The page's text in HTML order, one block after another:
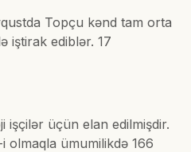
Topçu kənd tam orta
iştirak ediblər. 17
işçilər üçün elan edilmişdir.
olmaqla ümumilikdə 166